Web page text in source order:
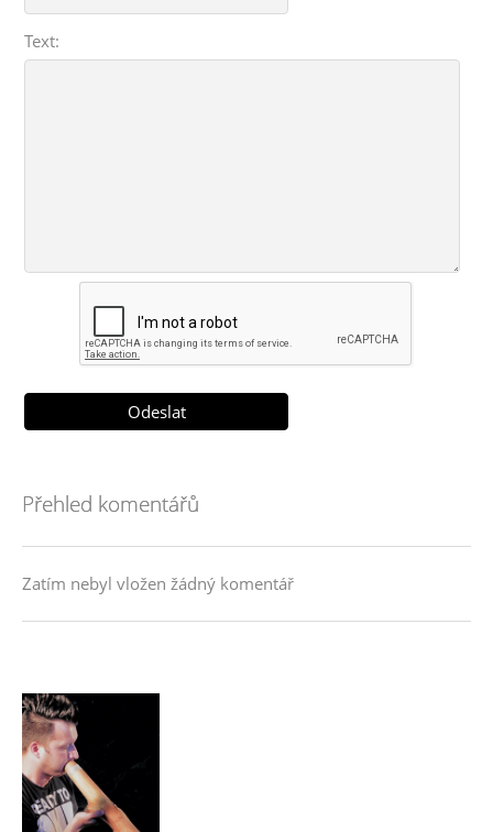
Text:
Přehled komentářů
Zatím nebyl vložen žádný komentář